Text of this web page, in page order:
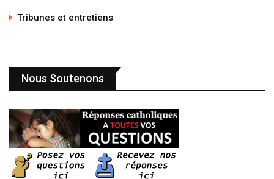
Tribunes et entretiens
Nous Soutenons